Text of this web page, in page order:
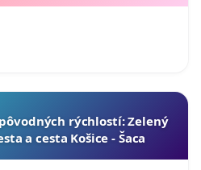
rýchlostí: Zelený
a cesta Košice - Šaca